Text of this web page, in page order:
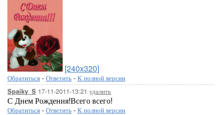
[240x320]
Обратиться - Ответить - К полной версии
Spaiky_S 17-11-2011-13:21 удалить
С Днем Рождения!Всего всего!
Обратиться - Ответить - К полной версии